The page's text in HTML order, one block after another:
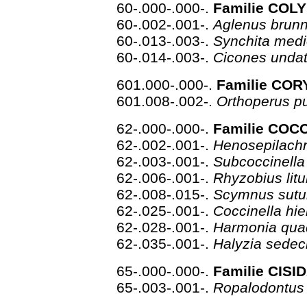
60-.000-.000-. Familie
60-.002-.001-.Aglenus
60-.013-.003-. Synchita
60-.014-.003-. Cicones
601.000-.000-. Familie
601.008-.002-. Orthoperus
62-.000-.000-. Familie
62-.002-.001-.
62-.003-.001-.
62-.006-.001-. Rhyzobius
62-.008-.015-. Scymnus
62-.025-.001-. Coccinella
62-.028-.001-. Harmonia
62-.035-.001-. Halyzia
65-.000-.000-. Familie
65-.003-.001-.